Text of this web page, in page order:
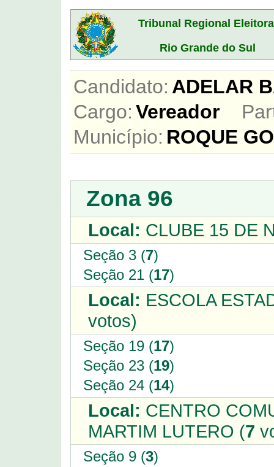
Tribunal Regional
Rio Grande do Sul
Candidato: ADELAR
Cargo: Vereador
Município: ROQUE
Zona 96
Local: CLUBE 15 DE
Seção 3 (7)
Seção 21 (17)
Local: ESCOLA
votos)
Seção 19 (17)
Seção 23 (19)
Seção 24 (14)
Local: CENTRO
MARTIM LUTERO (7
Seção 9 (3)